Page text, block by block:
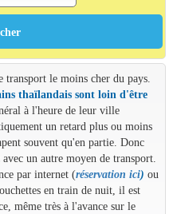
le moins cher du pays.
thaïlandais sont loin d'être
à l'heure de leur ville
un retard plus ou moins
souvent qu'en partie. Donc
un autre moyen de transport.
par internet (réservation ici) ou
en train de nuit, il est
même très à l'avance sur le